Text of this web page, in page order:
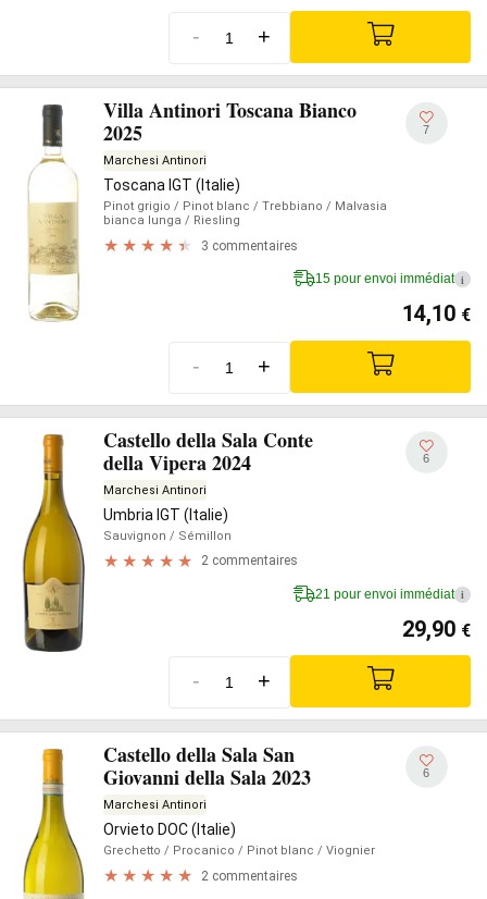
- +
Villa Antinori Toscana Bianco
2025
Marchesi Antinori
Toscana IGT (Italie)
Pinot grigio / Pinot blanc / Trebbiano / Malvasia
bianca lunga / Riesling
3 commentaires
7
15 pour envoi immédiat i
14,10 €
- +
Castello della Sala Conte
della Vipera 2024
Marchesi Antinori
Umbria IGT (Italie)
Sauvignon / Sémillon
2 commentaires
6
21 pour envoi immédiat i
29,90 €
- +
Castello della Sala San
Giovanni della Sala 2023
Marchesi Antinori
Orvieto DOC (Italie)
Grechetto / Procanico / Pinot blanc / Viognier
2 commentaires
6